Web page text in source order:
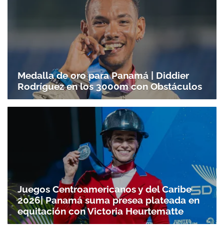
Medalla de oro para Panamá | Diddier
Rodríguez en los 3000m con Obstáculos
Juegos Centroamericanos y del Caribe
2026| Panamá suma presea plateada en
equitación con Victoria Heurtematte